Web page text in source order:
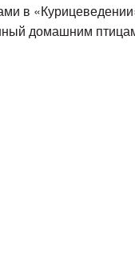
в
домашним